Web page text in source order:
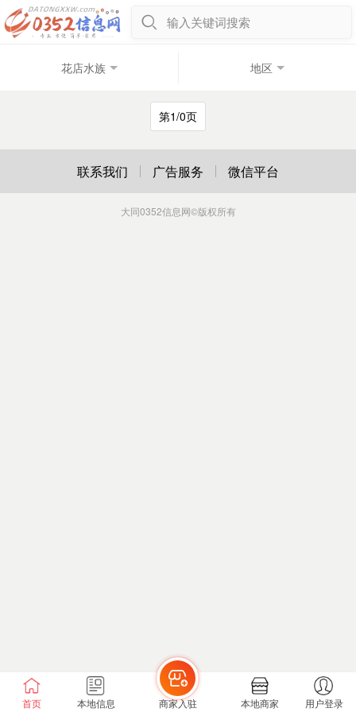
输入关键词搜索
花店水族 地区
第1/0页
首页 本地信息 商家入驻 本地商家 用户登录
联系我们 广告服务 微信平台
大同0352信息网©版权所有